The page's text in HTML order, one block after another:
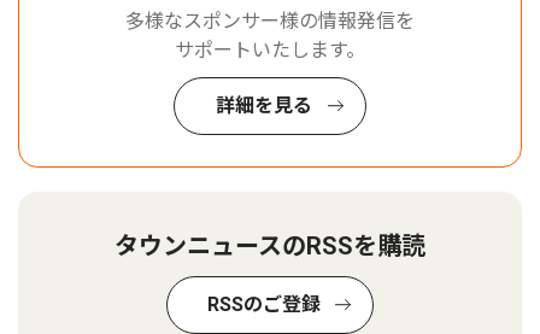
多様なスポンサー様の情報発信を
サポートいたします。
詳細を見る
タウンニュースのRSSを購読
RSSのご登録